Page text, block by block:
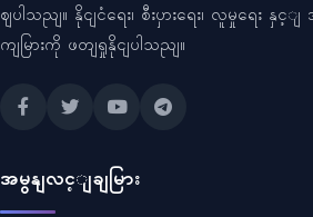
ဈပါသညျ။ နိုငျငံရေး၊ စီးပှားရေး၊ လူမှုရေး
ကျမြားကို ဖတျရှုနိုငျပါသညျ။
အမွနျလင့ျချမြား